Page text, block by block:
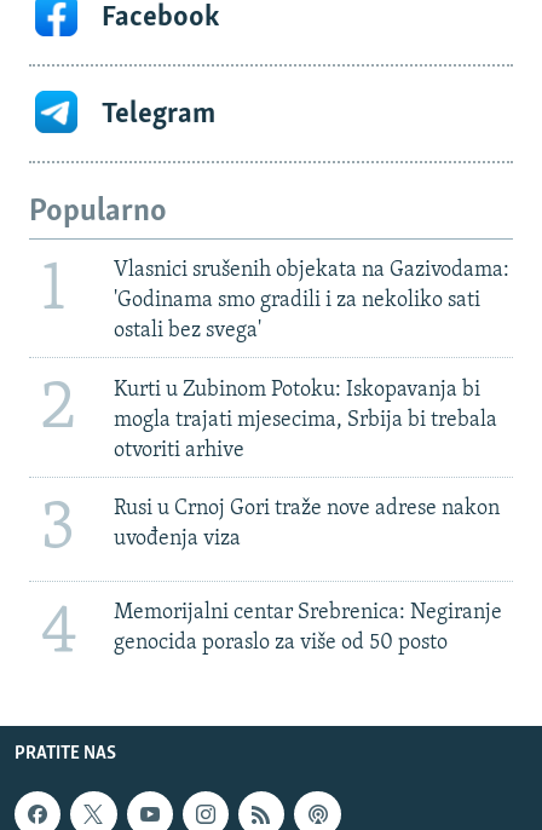
Facebook
Telegram
Popularno
1
Vlasnici srušenih objekata na Gazivodama:
'Godinama smo gradili i za nekoliko sati
ostali bez svega'
2
Kurti u Zubinom Potoku: Iskopavanja bi
mogla trajati mjesecima, Srbija bi trebala
otvoriti arhive
3
Rusi u Crnoj Gori traže nove adrese nakon
uvođenja viza
4
Memorijalni centar Srebrenica: Negiranje
genocida poraslo za više od 50 posto
PRATITE NAS